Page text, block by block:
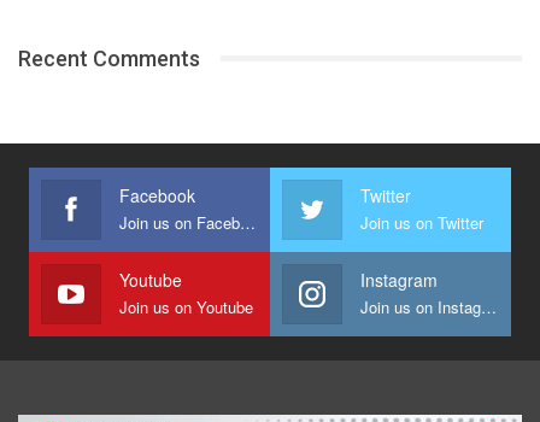
Recent Comments
Facebook
Join us on Facebook
Twitter
Join us on Twitter
Youtube
Join us on Youtube
Instagram
Join us on Instagram